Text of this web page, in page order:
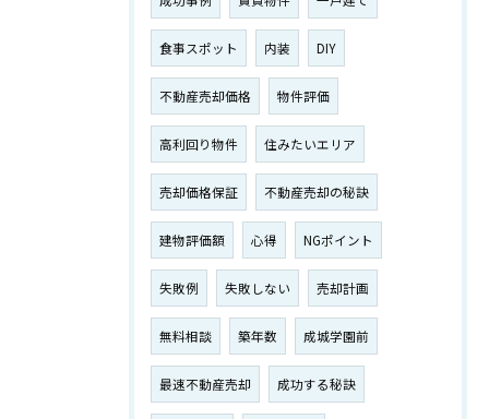
食事スポット 内装 DIY
不動産売却価格 物件評価
高利回り物件 住みたいエリア
売却価格保証 不動産売却の秘訣
建物評価額 心得 NGポイント
失敗例 失敗しない 売却計画
無料相談 築年数 成城学園前
最速不動産売却 成功する秘訣